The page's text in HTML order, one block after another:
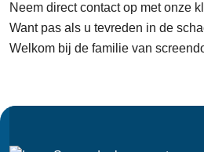
Neem direct contact op met onze
Want pas als u tevreden in de
Welkom bij de familie van